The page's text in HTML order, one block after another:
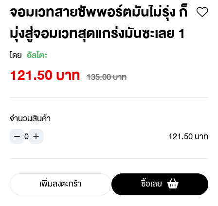
จอมเวทสายซัพพอร์ตมันไม่รุ่ง ก็
มุ่งสู่จอมเวทสุดแกร่งมันซะเลย 1
โดย อัลโตะ
121.50 บาท 135.00 บาท
จำนวนสินค้า
0
121.50 บาท
เพิ่มลงตะกร้า ซื้อเลย